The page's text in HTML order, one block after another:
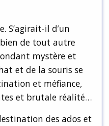
S’agirait-il d’un
de tout autre
mystère et
et de la souris se
et méfiance,
et brutale réalité…
des ados et